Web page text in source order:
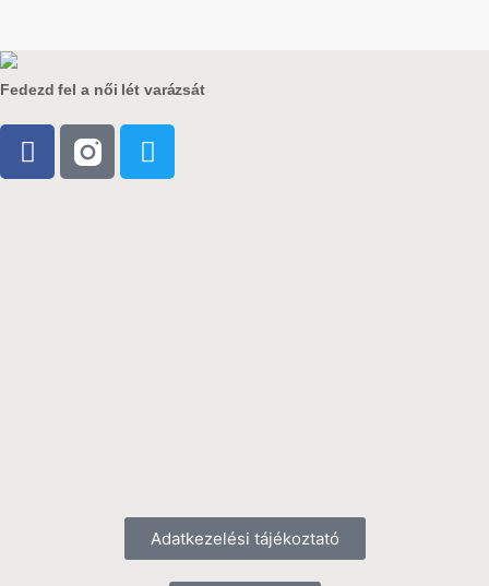
Fedezd fel a női lét varázsát
Adatkezelési tájékoztató